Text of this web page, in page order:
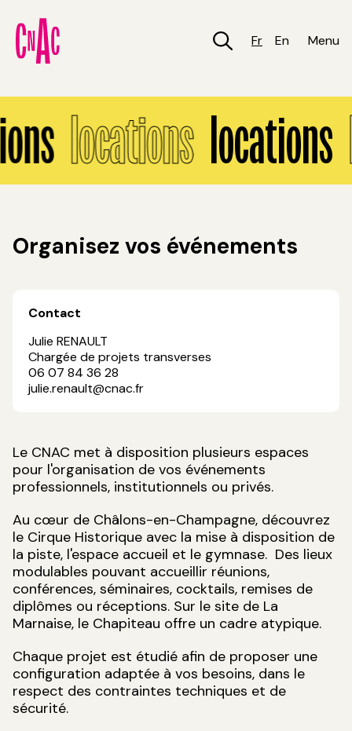
contenu
principal
Fr En Menu
locations locations
Organisez vos événements
Contact
Julie RENAULT
Chargée de projets transverses
06 07 84 36 28
julie.renault@cnac.fr
Le CNAC met à disposition plusieurs espaces
pour l'organisation de vos événements
professionnels, institutionnels ou privés.
Au cœur de Châlons-en-Champagne, découvrez
le Cirque Historique avec la mise à disposition de
la piste, l'espace accueil et le gymnase. Des lieux
modulables pouvant accueillir réunions,
conférences, séminaires, cocktails, remises de
diplômes ou réceptions. Sur le site de La
Marnaise, le Chapiteau offre un cadre atypique.
Chaque projet est étudié afin de proposer une
configuration adaptée à vos besoins, dans le
respect des contraintes techniques et de
sécurité.